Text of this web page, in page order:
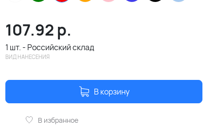
107.92 р.
1 шт. - Российский склад
ВИД НАНЕСЕНИЯ
В корзину
В избранное